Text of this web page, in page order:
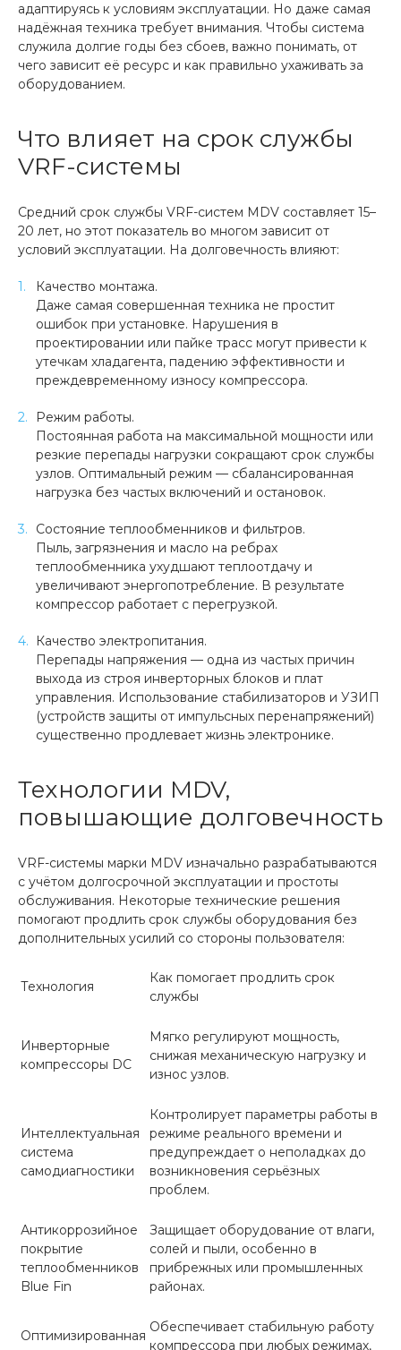
адаптируясь к условиям эксплуатации. Но даже самая
надёжная техника требует внимания. Чтобы система
служила долгие годы без сбоев, важно понимать, от
чего зависит её ресурс и как правильно ухаживать за
оборудованием.
Что влияет на срок службы
VRF-системы
Средний срок службы VRF-систем MDV составляет 15–
20 лет, но этот показатель во многом зависит от
условий эксплуатации. На долговечность влияют:
Качество монтажа.
Даже самая совершенная техника не простит
ошибок при установке. Нарушения в
проектировании или пайке трасс могут привести к
утечкам хладагента, падению эффективности и
преждевременному износу компрессора.
Режим работы.
Постоянная работа на максимальной мощности или
резкие перепады нагрузки сокращают срок службы
узлов. Оптимальный режим — сбалансированная
нагрузка без частых включений и остановок.
Состояние теплообменников и фильтров.
Пыль, загрязнения и масло на ребрах
теплообменника ухудшают теплоотдачу и
увеличивают энергопотребление. В результате
компрессор работает с перегрузкой.
Качество электропитания.
Перепады напряжения — одна из частых причин
выхода из строя инверторных блоков и плат
управления. Использование стабилизаторов и УЗИП
(устройств защиты от импульсных перенапряжений)
существенно продлевает жизнь электронике.
Технологии MDV,
повышающие долговечность
VRF-системы марки MDV изначально разрабатываются
с учётом долгосрочной эксплуатации и простоты
обслуживания. Некоторые технические решения
помогают продлить срок службы оборудования без
дополнительных усилий со стороны пользователя:
Технология
Как помогает продлить срок
службы
Инверторные
компрессоры DC
Мягко регулируют мощность,
снижая механическую нагрузку и
износ узлов.
Интеллектуальная
система
самодиагностики
Контролирует параметры работы в
режиме реального времени и
предупреждает о неполадках до
возникновения серьёзных
проблем.
Антикоррозийное
покрытие
теплообменников
Blue Fin
Защищает оборудование от влаги,
солей и пыли, особенно в
прибрежных или промышленных
районах.
Оптимизированная
Обеспечивает стабильную работу
компрессора при любых режимах,